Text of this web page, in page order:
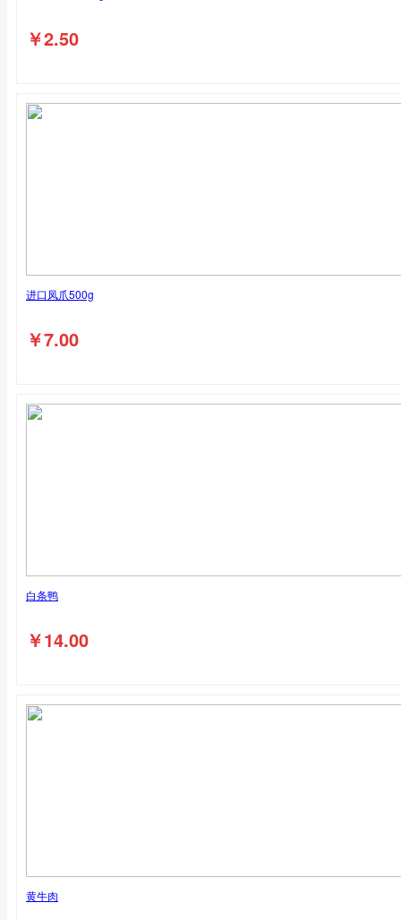
￥2.50
进口凤爪500g
￥7.00
白条鸭
￥14.00
黄牛肉